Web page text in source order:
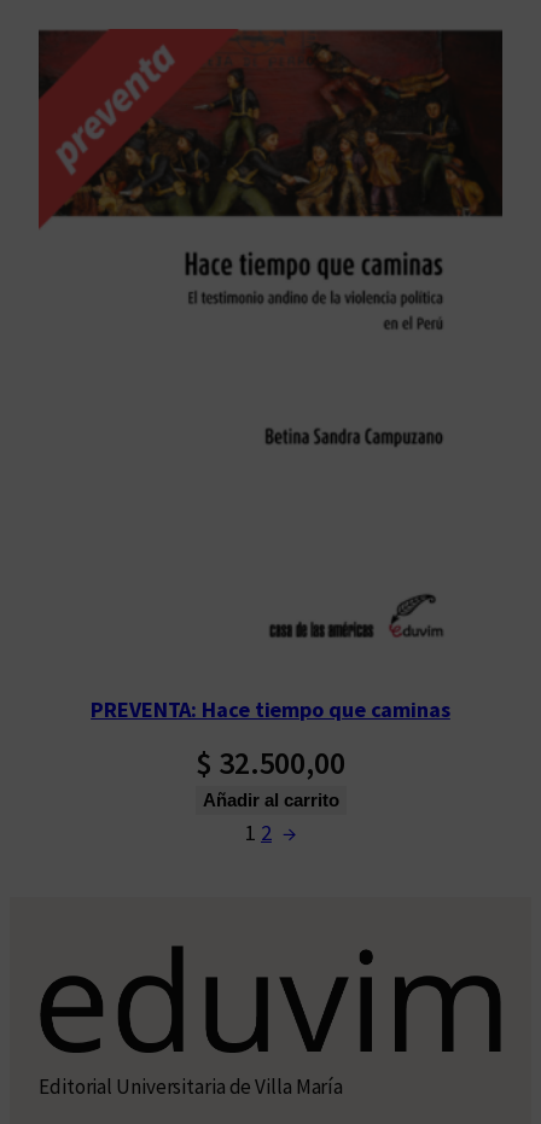
PREVENTA: Hace tiempo que caminas
$ 32.500,00
Añadir al carrito
1 2 →
Editorial Universitaria de Villa María